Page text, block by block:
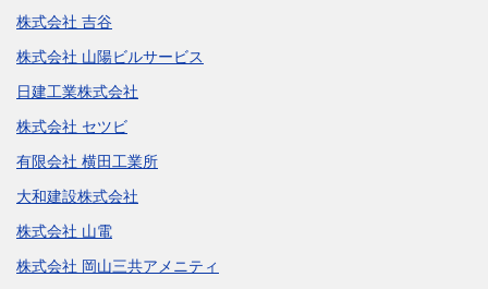
株式会社 吉谷
株式会社 山陽ビルサービス
日建工業株式会社
株式会社 セツビ
有限会社 横田工業所
大和建設株式会社
株式会社 山電
株式会社 岡山三共アメニティ